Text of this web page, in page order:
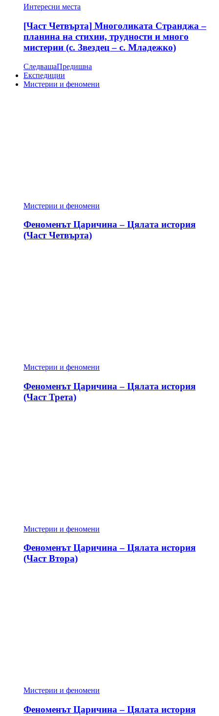
Интересни места
[Част Четвърта] Многоликата Странджа –
планина на стихии, трудности и много
мистерии (с. Звездец – с. Младежко)
СледващаПредишна
Експедиции
Мистерии и феномени
Мистерии и феномени
Феноменът Царичина – Цялата история
(Част Четвърта)
Мистерии и феномени
Феноменът Царичина – Цялата история
(Част Трета)
Мистерии и феномени
Феноменът Царичина – Цялата история
(Част Втора)
Мистерии и феномени
Феноменът Царичина – Цялата история